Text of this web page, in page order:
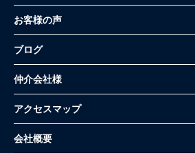
お客様の声
ブログ
仲介会社様
アクセスマップ
会社概要